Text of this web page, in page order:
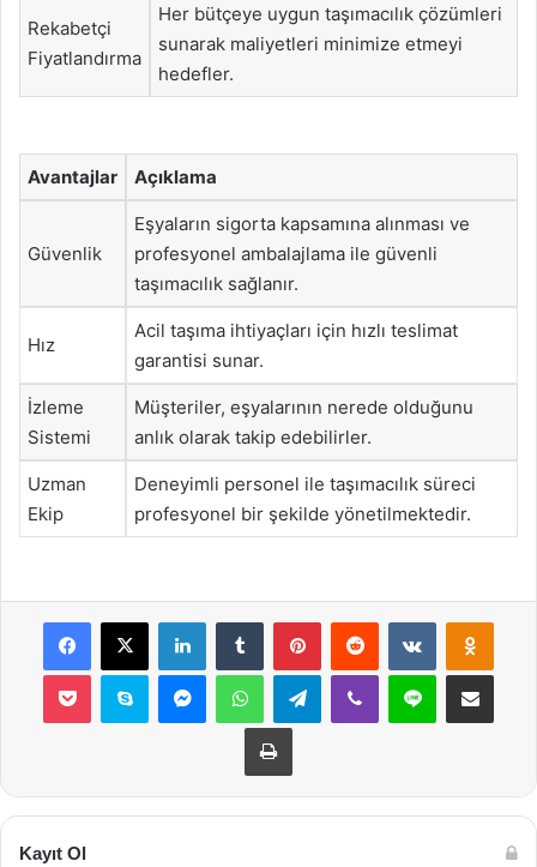
Rekabetçi
Fiyatlandırma
Her bütçeye uygun taşımacılık çözümleri
sunarak maliyetleri minimize etmeyi
hedefler.
Avantajlar Açıklama
Güvenlik
Eşyaların sigorta kapsamına alınması ve
profesyonel ambalajlama ile güvenli
taşımacılık sağlanır.
Hız
Acil taşıma ihtiyaçları için hızlı teslimat
garantisi sunar.
İzleme
Sistemi
Müşteriler, eşyalarının nerede olduğunu
anlık olarak takip edebilirler.
Uzman
Ekip
Deneyimli personel ile taşımacılık süreci
profesyonel bir şekilde yönetilmektedir.
Facebook
X LinkedInTumblr PinterestReddit VKontakte
Pocket Skype MessengerWhatsAppTelegramViber Line E-Posta ile
Yazdır
Kayıt Ol